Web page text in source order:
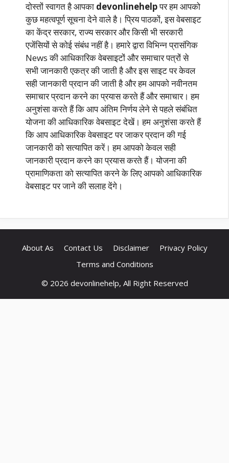
दोस्तों स्वागत है आपका devonlinehelpपर हम आपको
कुछ महत्वपूर्ण सूचना देने वाले है। प्रिय पाठकों, इस वेबसाइट
का केंद्र सरकार, राज्य सरकार और किसी भी सरकारी
एजेंसियों से कोई संबंध नहीं है। हमारे द्वारा विभिन्न प्रासंगिक
News की आधिकारिक वेबसाइटों और समाचार पत्रों से
सभी जानकारी एकत्र की जाती है और इस साइट पर केवल
सही जानकारी प्रदान की जाती है और हम आपको नवीनतम
समाचार प्रदान करने का प्रयास करते हैं और समाचार। हम
अनुशंसा करते हैं कि आप अंतिम निर्णय लेने से पहले संबंधित
योजना की आधिकारिक वेबसाइट देखें। हम अनुशंसा करते हैं
कि आप आधिकारिक वेबसाइट पर जाकर प्रदान की गई
जानकारी को सत्यापित करें। हम आपको केवल सही
जानकारी प्रदान करने का प्रयास करते हैं। योजना की
प्रामाणिकता को सत्यापित करने के लिए आपको आधिकारिक
वेबसाइट पर जाने की सलाह देंगे।
About As Contact Us Disclaimer
Privacy Policy
Terms and Conditions
© 2026 devonlinehelp, All Right Reserved